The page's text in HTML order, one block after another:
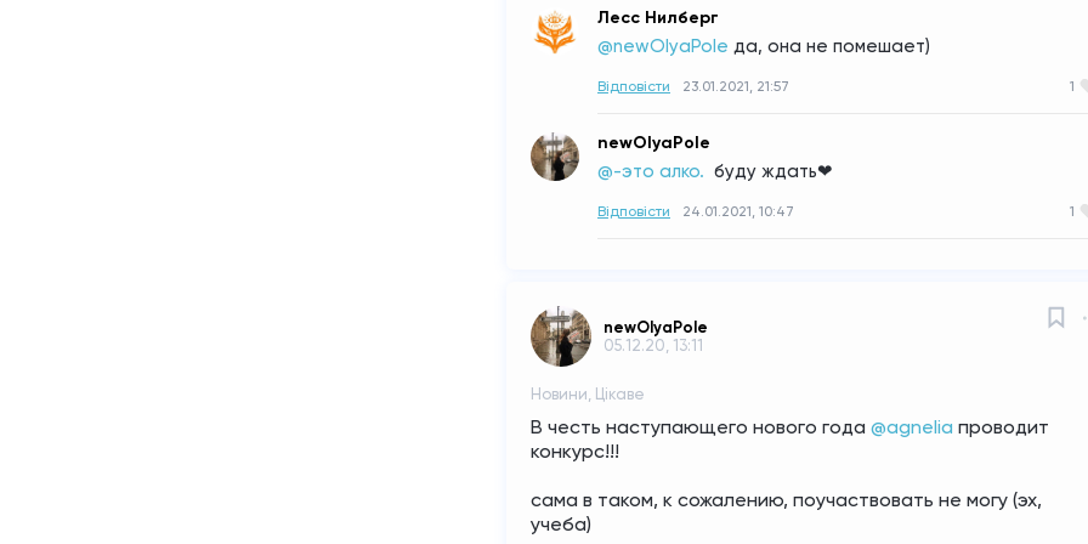
Лесс Нилберг
@newOlyaPole да, она не помешает)
Відповісти 23.01.2021, 21:57 1
newOlyaPole
@-это алко. буду ждать❤
Відповісти 24.01.2021, 10:47 1
newOlyaPole
05.12.20, 13:11
Новини, Цікаве
В честь наступающего нового года @agnelia проводит
конкурс!!!
сама в таком, к сожалению, поучаствовать не могу (эх,
учеба)